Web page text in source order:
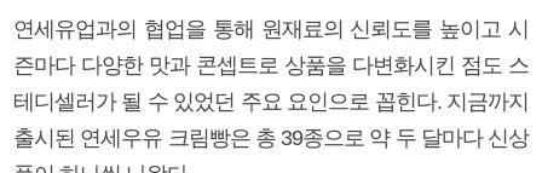
연세유업과의 협업을 통해 원재료의 신뢰도를 높이고 시
즌마다 다양한 맛과 콘셉트로 상품을 다변화시킨 점도 스
테디셀러가 될 수 있었던 주요 요인으로 꼽힌다. 지금까지
출시된 연세우유 크림빵은 총 39종으로 약 두 달마다 신상